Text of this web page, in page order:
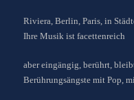
Riviera, Berlin, Paris, in
Ihre Musik ist facettenreich
aber eingängig, berührt,
Berührungsängste mit Pop,